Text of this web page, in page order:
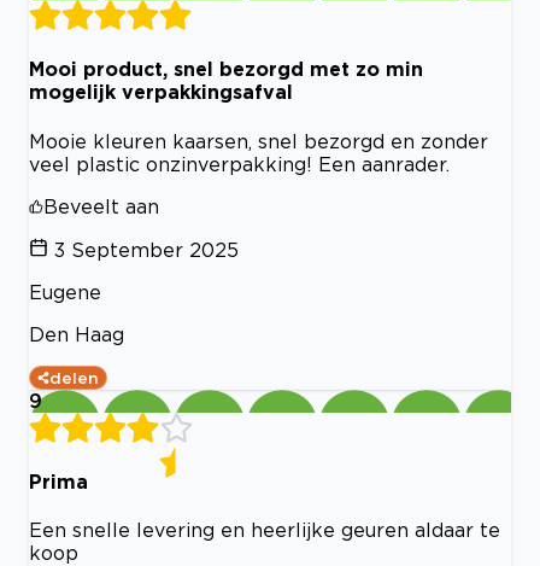
Mooi product, snel bezorgd met zo min
mogelijk verpakkingsafval
Mooie kleuren kaarsen, snel bezorgd en zonder
veel plastic onzinverpakking! Een aanrader.
Beveelt aan
3 September 2025
Eugene
Den Haag
delen
9
Prima
Een snelle levering en heerlijke geuren aldaar te
koop